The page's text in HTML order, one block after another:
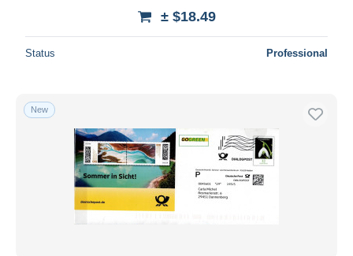
± $18.49
Status Professional
New